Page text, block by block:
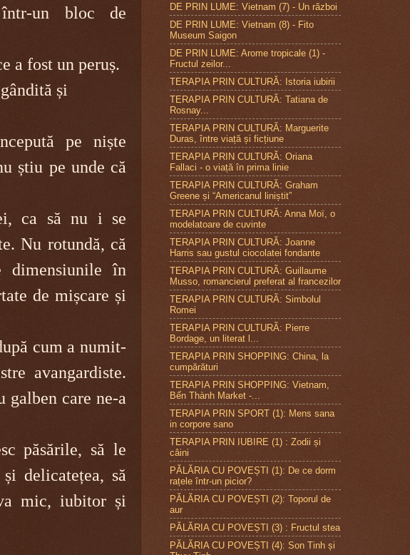
un bloc de
a fost un peruș.
și
pe niște
știu pe unde că
ca să nu i se
Nu rotundă, că
dimensiunile în
de mișcare și
cum a numit-
avangardiste.
galben care ne-a
păsările, să le
delicatețea, să
mic, iubitor și
DE PRIN LUME: Vietnam (7) - Un război
DE PRIN LUME: Vietnam (8) - Fito
Museum Saigon
DE PRIN LUME: Arome tropicale (1) -
Fructul zeilor...
TERAPIA PRIN CULTURĂ: Istoria iubirii
TERAPIA PRIN CULTURĂ: Tatiana de
Rosnay...
TERAPIA PRIN CULTURĂ: Marguerite
Duras, între viață și ficțiune
TERAPIA PRIN CULTURĂ: Oriana
Fallaci - o viață în prima linie
TERAPIA PRIN CULTURĂ: Graham
Greene și “Americanul liniștit”
TERAPIA PRIN CULTURĂ: Anna Moï, o
modelatoare de cuvinte
TERAPIA PRIN CULTURĂ: Joanne
Harris sau gustul ciocolatei fondante
TERAPIA PRIN CULTURÃ: Guillaume
Musso, romancierul preferat al francezilor
TERAPIA PRIN CULTURÃ: Simbolul
Romei
TERAPIA PRIN CULTURÃ: Pierre
Bordage, un literat l...
TERAPIA PRIN SHOPPING: China, la
cumpărături
TERAPIA PRIN SHOPPING: Vietnam,
Bến Thành Market -...
TERAPIA PRIN SPORT (1): Mens sana
in corpore sano
TERAPIA PRIN IUBIRE (1) : Zodii și
câini
PĂLĂRIA CU POVEȘTI (1): De ce dorm
rațele într-un picior?
PĂLĂRIA CU POVEȘTI (2): Toporul de
aur
PĂLĂRIA CU POVEȘTI (3) : Fructul stea
PĂLĂRIA CU POVEȘTI (4): Son Tinh și